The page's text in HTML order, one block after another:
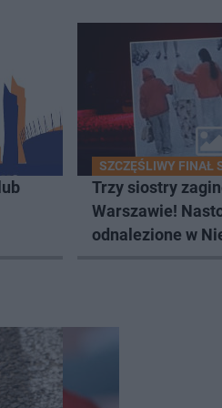
SZCZĘŚLIWY FINAŁ
Trzy siostry
Warszawie!
odnalezione w